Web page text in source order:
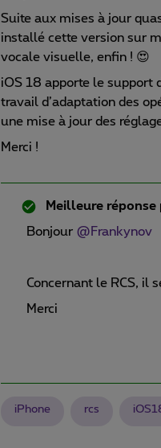
Suite aux mises à jour
installé cette version sur
vocale visuelle, enfin ! 😍
iOS 18 apporte le support
travail d’adaptation des
une mise à jour des
Merci !
Meilleure réponse
Bonjour @Frankynov
Concernant le RCS, il
Merci
iPhone rcs